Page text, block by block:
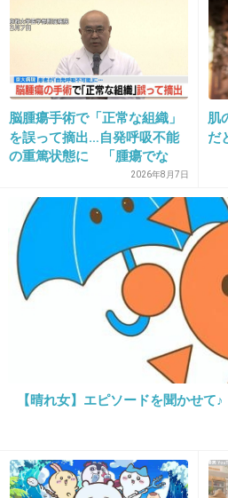
接客業なので関係ありませ
+335
21. 匿名2017/01/07(土) 16:04:45
2016年がシルバーウィーク
その反動が2017年に来る
でも接客業の自分には朗報
当時中学生だった前回の
次のシルバーウィークは
とかウキウキしてたけど
旅行行くお金もなく終電ギ
+315
22. 匿名2017/01/07(土) 16:05:19
脳腫瘍手術で「正常な組織」
を誤って摘出…自発呼吸不能
の重篤状態に 「腫瘍でな
い」結果出ても“勘違い”で摘
出継続 通常の生活送ってい
た患者が手足も動かず 京大
病院
2026年8月7日
肌
だ
【晴れ女】エピソードを聞かせて♪